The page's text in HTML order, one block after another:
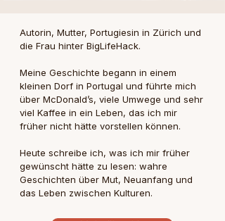
Autorin, Mutter, Portugiesin in Zürich und
die Frau hinter BigLifeHack.
Meine Geschichte begann in einem
kleinen Dorf in Portugal und führte mich
über McDonald’s, viele Umwege und sehr
viel Kaffee in ein Leben, das ich mir
früher nicht hätte vorstellen können.
Heute schreibe ich, was ich mir früher
gewünscht hätte zu lesen: wahre
Geschichten über Mut, Neuanfang und
das Leben zwischen Kulturen.